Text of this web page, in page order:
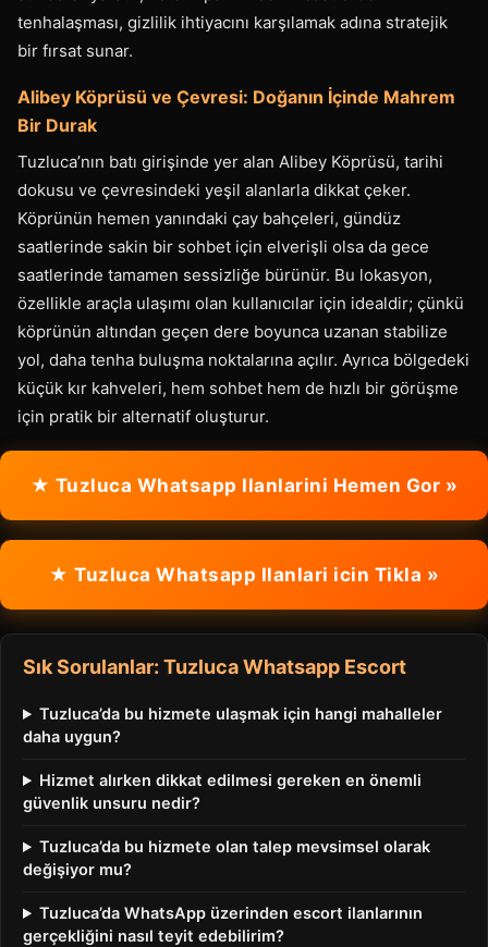
tenhalaşması, gizlilik ihtiyacını karşılamak adına stratejik
bir fırsat sunar.
Alibey Köprüsü ve Çevresi: Doğanın İçinde Mahrem
Bir Durak
Tuzluca’nın batı girişinde yer alan Alibey Köprüsü, tarihi
dokusu ve çevresindeki yeşil alanlarla dikkat çeker.
Köprünün hemen yanındaki çay bahçeleri, gündüz
saatlerinde sakin bir sohbet için elverişli olsa da gece
saatlerinde tamamen sessizliğe bürünür. Bu lokasyon,
özellikle araçla ulaşımı olan kullanıcılar için idealdir; çünkü
köprünün altından geçen dere boyunca uzanan stabilize
yol, daha tenha buluşma noktalarına açılır. Ayrıca bölgedeki
küçük kır kahveleri, hem sohbet hem de hızlı bir görüşme
için pratik bir alternatif oluşturur.
★ Tuzluca Whatsapp Ilanlarini Hemen Gor »
★ Tuzluca Whatsapp Ilanlari icin Tikla »
Sık Sorulanlar: Tuzluca Whatsapp Escort
Tuzluca’da bu hizmete ulaşmak için hangi mahalleler
daha uygun?
Hizmet alırken dikkat edilmesi gereken en önemli
güvenlik unsuru nedir?
Tuzluca’da bu hizmete olan talep mevsimsel olarak
değişiyor mu?
Tuzluca’da WhatsApp üzerinden escort ilanlarının
gerçekliğini nasıl teyit edebilirim?